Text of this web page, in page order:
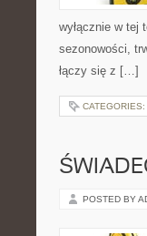
wyłącznie w tej
sezonowości,
łączy się z […]
CATEGORIES:
POSTED BY